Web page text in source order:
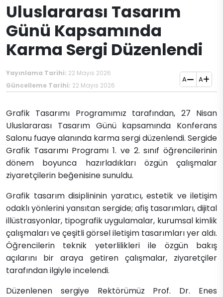
Uluslararası Tasarım
Günü Kapsamında
Karma Sergi Düzenlendi
Yayınlama Tarihi: 22 Mayıs 2026
Güncelleme Tarihi: 22 Mayıs 2026
A A
Grafik Tasarımı Programımız tarafından, 27 Nisan
Uluslararası Tasarım Günü kapsamında Konferans
Salonu fuaye alanında karma sergi düzenlendi. Sergide
Grafik Tasarımı Programı 1. ve 2. sınıf öğrencilerinin
dönem boyunca hazırladıkları özgün çalışmalar
ziyaretçilerin beğenisine sunuldu.
Grafik tasarım disiplininin yaratıcı, estetik ve iletişim
odaklı yönlerini yansıtan sergide; afiş tasarımları, dijital
illüstrasyonlar, tipografik uygulamalar, kurumsal kimlik
çalışmaları ve çeşitli görsel iletişim tasarımları yer aldı.
Öğrencilerin teknik yeterlilikleri ile özgün bakış
açılarını bir araya getiren çalışmalar, ziyaretçiler
tarafından ilgiyle incelendi.
Düzenlenen sergiye Rektörümüz Prof. Dr. Enes